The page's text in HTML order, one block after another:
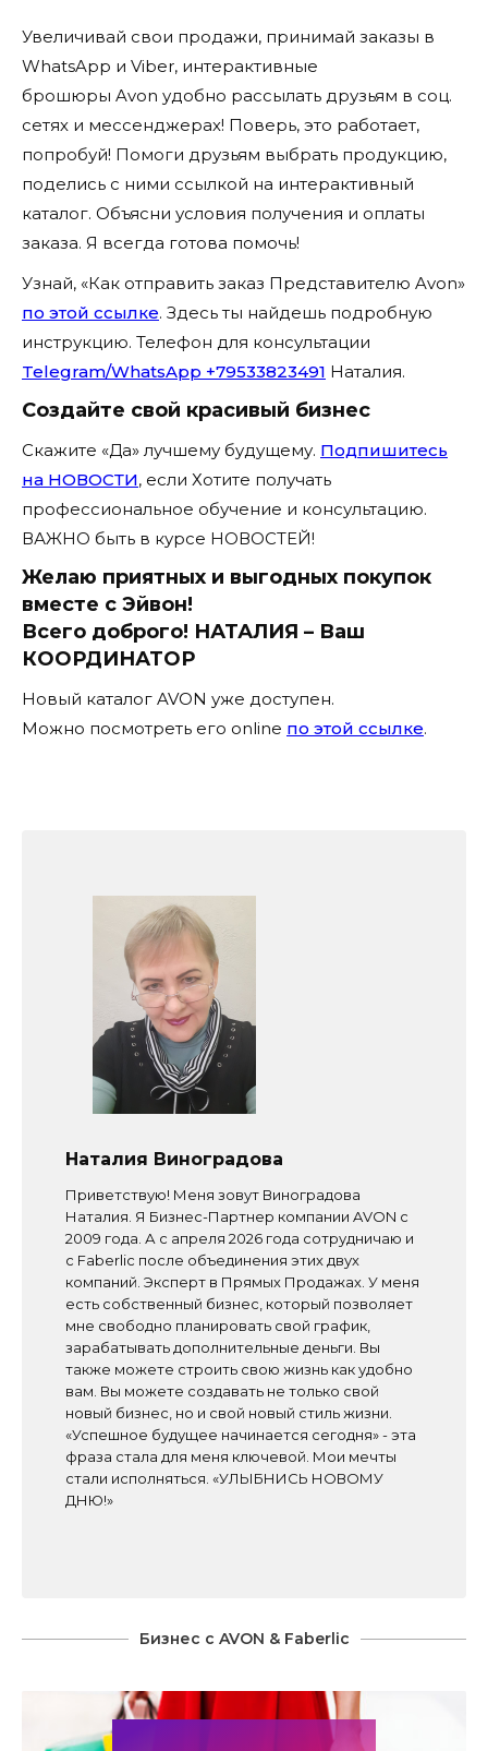
Увеличивай свои продажи, принимай заказы в
WhatsApp и Viber, интерактивные
брошюры Avon удобно рассылать друзьям в соц.
сетях и мессенджерах! Поверь, это работает,
попробуй! Помоги друзьям выбрать продукцию,
поделись с ними ссылкой на интерактивный
каталог. Объясни условия получения и оплаты
заказа. Я всегда готова помочь!
Узнай, «Как отправить заказ Представителю Avon»
по этой ссылке. Здесь ты найдешь подробную
инструкцию. Телефон для консультации
Telegram/WhatsApp +79533823491 Наталия.
Создайте свой красивый бизнес
Скажите «Да» лучшему будущему. Подпишитесь
на НОВОСТИ, если Хотите получать
профессиональное обучение и консультацию.
ВАЖНО быть в курсе НОВОСТЕЙ!
Желаю приятных и выгодных покупок
вместе с Эйвон!
Всего доброго! НАТАЛИЯ – Ваш
КООРДИНАТОР
Новый каталог AVON уже доступен.
Можно посмотреть его online по этой ссылке.
Наталия Виноградова
Приветствую! Меня зовут Виноградова
Наталия. Я Бизнес-Партнер компании AVON с
2009 года. А с апреля 2026 года сотрудничаю и
с Faberlic после объединения этих двух
компаний. Эксперт в Прямых Продажах. У меня
есть собственный бизнес, который позволяет
мне свободно планировать свой график,
зарабатывать дополнительные деньги. Вы
также можете строить свою жизнь как удобно
вам. Вы можете создавать не только свой
новый бизнес, но и свой новый стиль жизни.
«Успешное будущее начинается сегодня» - эта
фраза стала для меня ключевой. Мои мечты
стали исполняться. «УЛЫБНИСЬ НОВОМУ
ДНЮ!»
Бизнес с AVON & Faberlic